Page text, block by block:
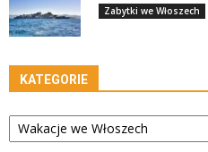
Zabytki we Włoszech
KATEGORIE
Kategorie